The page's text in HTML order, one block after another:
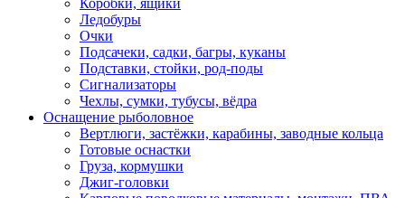
Коробки, ящики
Ледобуры
Очки
Подсачеки, садки, багры, куканы
Подставки, стойки, род-поды
Сигнализаторы
Чехлы, сумки, тубусы, вёдра
Оснащение рыболовное
Вертлюги, застёжки, карабины, заводные кольца
Готовые оснастки
Груза, кормушки
Джиг-головки